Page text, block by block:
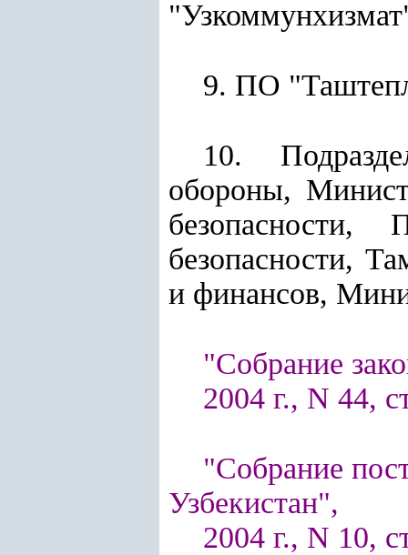
9. ПО
10.
обороны,
безопасности,
безопасности,
и финансов,
"Собрание
2004 г., N 44,
"Собрание
Узбекистан",
2004 г., N 10,